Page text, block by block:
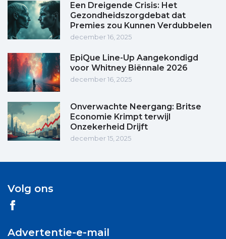
Een Dreigende Crisis: Het
Gezondheidszorgdebat dat
Premies zou Kunnen Verdubbelen
december 16, 2025
EpiQue Line-Up Aangekondigd
voor Whitney Biënnale 2026
december 16, 2025
Onverwachte Neergang: Britse
Economie Krimpt terwijl
Onzekerheid Drijft
december 15, 2025
Volg ons
Advertentie-e-mail